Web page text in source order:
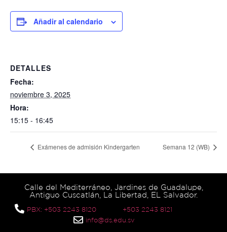
Añadir al calendario
DETALLES
Fecha:
noviembre 3, 2025
Hora:
15:15 - 16:45
Exámenes de admisión Kindergarten Semana 12 (WB)
Calle del Mediterráneo, Jardines de Guadalupe,
Antiguo Cuscatlán, La Libertad, EL Salvador.
PBX: +503 2243 8120
+503 2243 8121
info@ds.edu.sv